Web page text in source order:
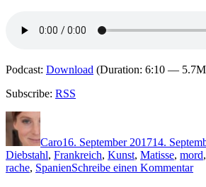
Podcast: Download (Duration: 6:10 —
Subscribe: RSS
Autor
Caro16. September 201714.
Diebstahl, Frankreich, Kunst, Matisse, mord,
rache, SpanienSchreibe einen Kommentarzu